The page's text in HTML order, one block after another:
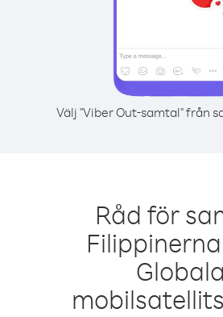
Välj "Viber Out-samtal" från
Råd för
Globala